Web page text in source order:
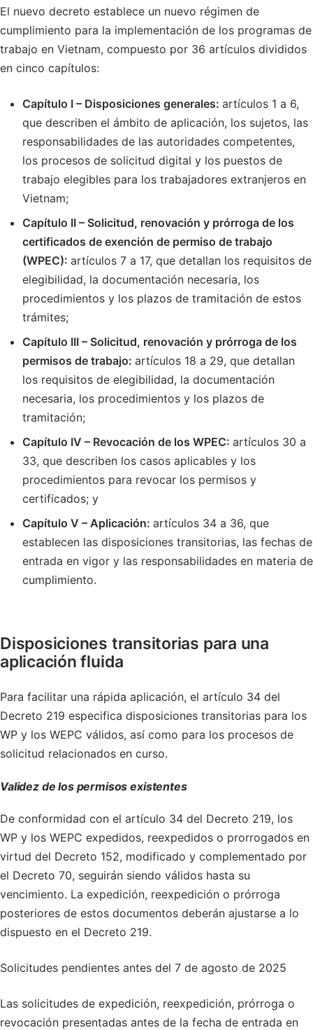
El nuevo decreto establece un nuevo régimen de
cumplimiento para la implementación de los programas de
trabajo en Vietnam, compuesto por 36 artículos divididos
en cinco capítulos:
Capítulo I – Disposiciones generales: artículos 1 a 6,
que describen el ámbito de aplicación, los sujetos, las
responsabilidades de las autoridades competentes,
los procesos de solicitud digital y los puestos de
trabajo elegibles para los trabajadores extranjeros en
Vietnam;
Capítulo II – Solicitud, renovación y prórroga de los
certificados de exención de permiso de trabajo
(WPEC): artículos 7 a 17, que detallan los requisitos de
elegibilidad, la documentación necesaria, los
procedimientos y los plazos de tramitación de estos
trámites;
Capítulo III – Solicitud, renovación y prórroga de los
permisos de trabajo: artículos 18 a 29, que detallan
los requisitos de elegibilidad, la documentación
necesaria, los procedimientos y los plazos de
tramitación;
Capítulo IV – Revocación de los WPEC: artículos 30 a
33, que describen los casos aplicables y los
procedimientos para revocar los permisos y
certificados; y
Capítulo V – Aplicación: artículos 34 a 36, que
establecen las disposiciones transitorias, las fechas de
entrada en vigor y las responsabilidades en materia de
cumplimiento.
Disposiciones transitorias para una
aplicación fluida
Para facilitar una rápida aplicación, el artículo 34 del
Decreto 219 especifica disposiciones transitorias para los
WP y los WEPC válidos, así como para los procesos de
solicitud relacionados en curso.
Validez de los permisos existentes
De conformidad con el artículo 34 del Decreto 219, los
WP y los WEPC expedidos, reexpedidos o prorrogados en
virtud del Decreto 152, modificado y complementado por
el Decreto 70, seguirán siendo válidos hasta su
vencimiento. La expedición, reexpedición o prórroga
posteriores de estos documentos deberán ajustarse a lo
dispuesto en el Decreto 219.
Solicitudes pendientes antes del 7 de agosto de 2025
Las solicitudes de expedición, reexpedición, prórroga o
revocación presentadas antes de la fecha de entrada en